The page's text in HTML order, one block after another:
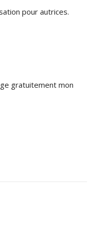
pour autrices.
gratuitement mon